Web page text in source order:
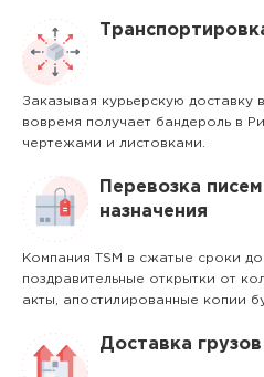
Заказывая курьерскую доставку
вовремя получает бандероль в
чертежами и листовками.
Перевозка
назначения
Компания TSM в сжатые сроки
поздравительные открытки от
акты, апостилированные копии
Доставка грузов